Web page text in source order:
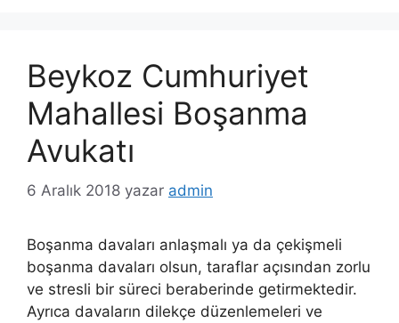
Beykoz Cumhuriyet
Mahallesi Boşanma
Avukatı
6 Aralık 2018 yazar admin
Boşanma davaları anlaşmalı ya da çekişmeli
boşanma davaları olsun, taraflar açısından zorlu
ve stresli bir süreci beraberinde getirmektedir.
Ayrıca davaların dilekçe düzenlemeleri ve